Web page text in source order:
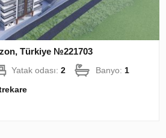
Türkiye №221703
Yatak odası:2 Banyo: 1